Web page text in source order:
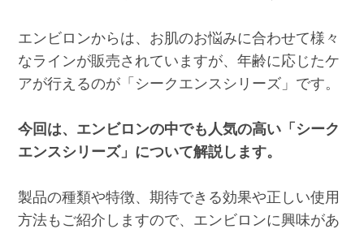
エンビロンからは、お肌のお悩みに合わせて様々
なラインが販売されていますが、年齢に応じたケ
アが行えるのが「シークエンスシリーズ」です。
今回は、エンビロンの中でも人気の高い「シーク
エンスシリーズ」について解説します。
製品の種類や特徴、期待できる効果や正しい使用
方法もご紹介しますので、エンビロンに興味があ